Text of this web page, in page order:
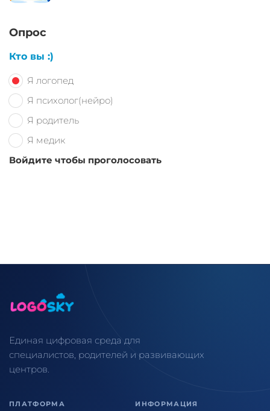
Опрос
Кто вы :)
Я логопед
Я психолог(нейро)
Я родитель
Я медик
Войдите чтобы проголосовать
Единая цифровая среда для
специалистов, родителей и развивающих
центров.
ПЛАТФОРМА ИНФОРМАЦИЯ